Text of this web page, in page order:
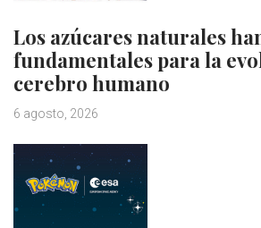
Los azúcares naturales
fundamentales para la
cerebro humano
6 agosto, 2026